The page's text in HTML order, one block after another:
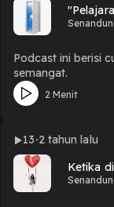
Podcast ini berisi
semangat.
2 Menit
13 2 tahun lalu
Ketika